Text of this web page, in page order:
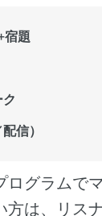
宿題
信）
ログラムで
方は、リス